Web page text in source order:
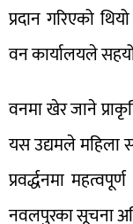
प्रदान गरिएको
वन कार्यालयले
वनमा खेर जाने
यस उद्यमले महिला
प्रवर्द्धनमा
नवलपुरका सूचना